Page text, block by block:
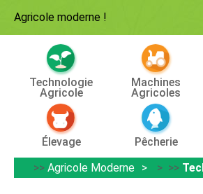
Agricole moderne !
Technologie
Agricole
Machines
Agricoles
Élevage Pêcherie
>> Agricole Moderne > >>